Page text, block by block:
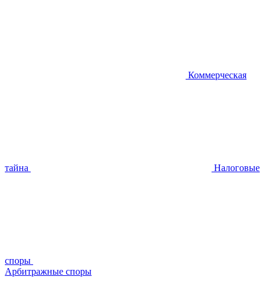
Коммерческая
тайна Налоговые
споры
Арбитражные споры